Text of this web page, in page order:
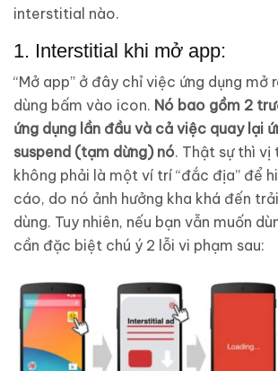
interstitial nào.
1. Interstitial khi mở app:
“Mở app” ở đây chỉ việc ứng dụng mở
dùng bấm vào icon. Nó bao gồm 2
ứng dụng lần đầu và cả việc quay lại
suspend (tạm dừng) nó. Thật sự thì vị
không phải là một ví trí “đắc địa” để
cáo, do nó ảnh hưởng kha khá đến
dùng. Tuy nhiên, nếu bạn vẫn muốn
cần đặc biệt chú ý 2 lỗi vi phạm sau: